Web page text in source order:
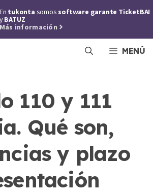
En tukonta somos software garante TicketBAI
yBATUZ
Más información
MENÚ
110 y 111
Qué son,
y plazo